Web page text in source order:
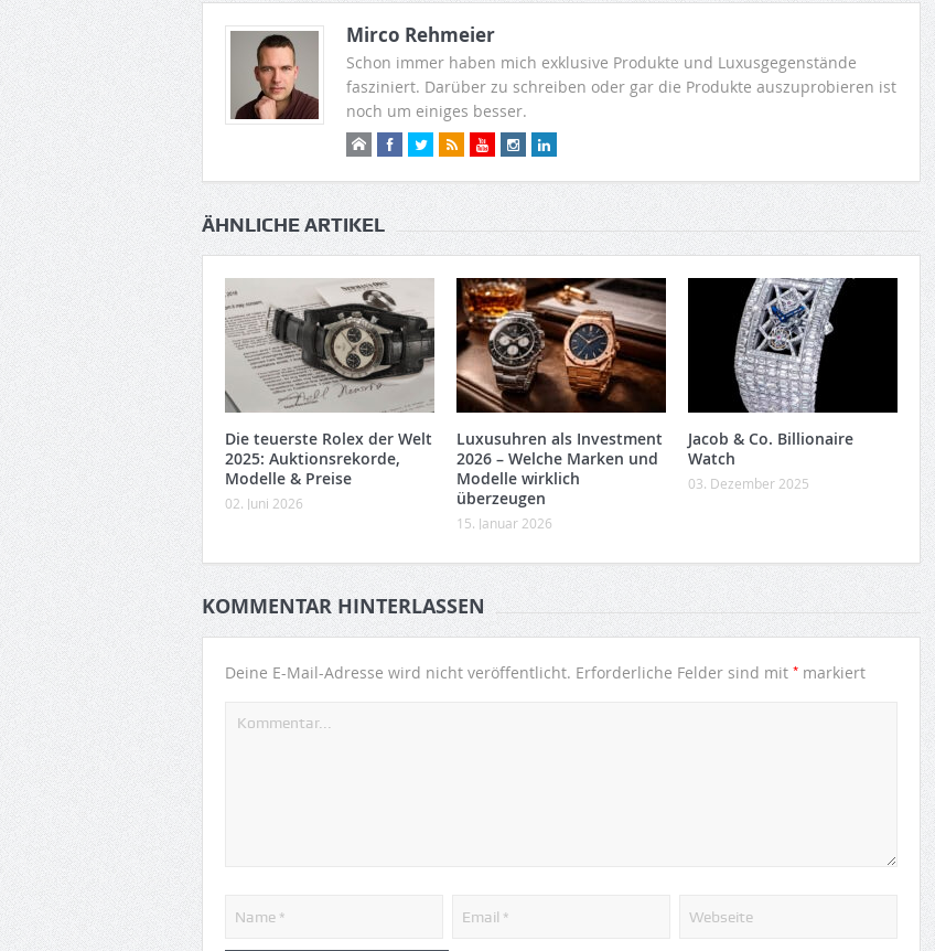
Mirco Rehmeier
Schon immer haben mich exklusive Produkte und Luxusgegenstände
fasziniert. Darüber zu schreiben oder gar die Produkte auszuprobieren ist
noch um einiges besser.
ÄHNLICHE ARTIKEL
Die teuerste Rolex der Welt
2025: Auktionsrekorde,
Modelle & Preise
02. Juni 2026
Luxusuhren als Investment
2026 – Welche Marken und
Modelle wirklich
überzeugen
15. Januar 2026
Jacob & Co. Billionaire
Watch
03. Dezember 2025
KOMMENTAR HINTERLASSEN
Deine E-Mail-Adresse wird nicht veröffentlicht. Erforderliche Felder sind mit * markiert